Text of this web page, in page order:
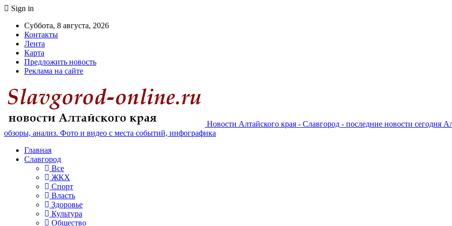
Sign in
Суббота, 8 августа, 2026
Контакты
Лента
Карта
Предложить новость
Реклама на сайте
Новости Алтайского края - Славгород - последние новости сегодня
обзоры, анализ. Фото и видео с места событий, инфографика
Главная
Славгород
Все
ЖКХ
Спорт
Власть
Здоровье
Культура
Общество